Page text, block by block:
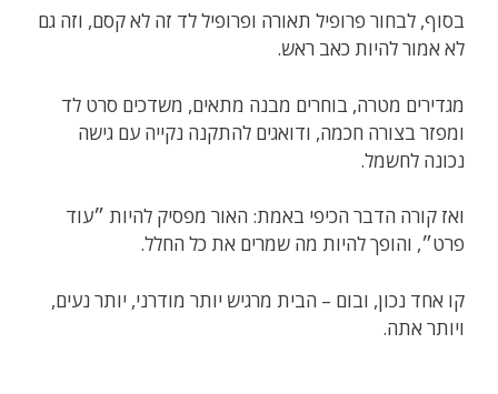
בסוף, לבחור פרופיל תאורה ופרופיל לד זה לא קסם, וזה גם
לא אמור להיות כאב ראש.
מגדירים מטרה, בוחרים מבנה מתאים, משדכים סרט לד
ומפזר בצורה חכמה, ודואגים להתקנה נקייה עם גישה
נכונה לחשמל.
ואז קורה הדבר הכיפי באמת: האור מפסיק להיות ״עוד
פרט״, והופך להיות מה שמרים את כל החלל.
קו אחד נכון, ובום – הבית מרגיש יותר מודרני, יותר נעים,
ויותר אתה.